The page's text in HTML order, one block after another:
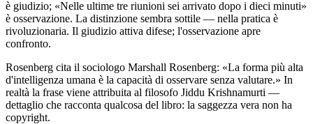
è giudizio; «Nelle ultime tre riunioni sei arrivato dopo i dieci minuti»
è osservazione. La distinzione sembra sottile — nella pratica è
rivoluzionaria. Il giudizio attiva difese; l'osservazione apre
confronto.
Rosenberg cita il sociologo Marshall Rosenberg: «La forma più alta
d'intelligenza umana è la capacità di osservare senza valutare.» In
realtà la frase viene attribuita al filosofo Jiddu Krishnamurti —
dettaglio che racconta qualcosa del libro: la saggezza vera non ha
copyright.